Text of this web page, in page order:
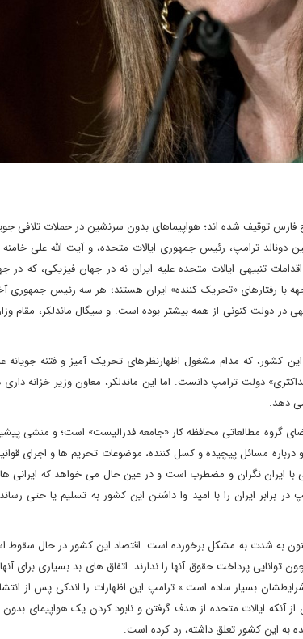
فارس توقیف شده اند؛ هواپیماهای بدون سرنشین در حملات تلافی
ترامپ، رئیس جمهوری ایالات متحده، و آیت الله علی خامنه
تنبیهی ایالات متحده علیه ایران نه در جهان فیزیکی، که در
با رفتارهای «تحریک کننده» ایران هستند؛ هر سه رئیس جمهوری
در دولت کنونی از همه بیشتر بوده است. و سیگال ماندلکِر، مقام
کشور، که مدام مشغول اظهارنظرهای تحریک آمیز و فتنه جویانه
دولت ترامپ دانست. اما این ماندلکر، معاون وزیر خزانه
دهد.
گروه مطالعاتی محافظه کار «جامعه فدرالیست» است؛ و منشی
مسائل پیچیده و کسل کننده، موضوعات تحریم ها و اجرای
با ایران نگران و مضطرب است و در عین حال می خواهد که ایرانی
برابر ایران را با امید وا داشتن این کشور به تسلیم یا حتی
به شدت به مشکل برخورده است. اقتصاد این کشور در حال
توانایی پرداخت حقوق آنها را ندارند. اتفاق های بد بسیاری برای
بسیار ساده است.» ترامپ این اظهارات را اندکی پس از
آنکه ایالات متحده از هدف گرفتن و نابود کردن یک هواپیمای
به این کشور تعلق داشته، رد کرده است.